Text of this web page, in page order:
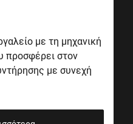
με τη μηχανική
προσφέρει στον
με συνεχή